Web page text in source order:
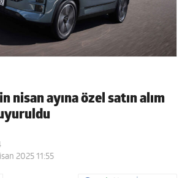
nisan ayına özel satın alım
2025 11:55